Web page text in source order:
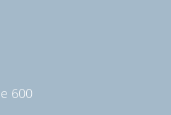
600